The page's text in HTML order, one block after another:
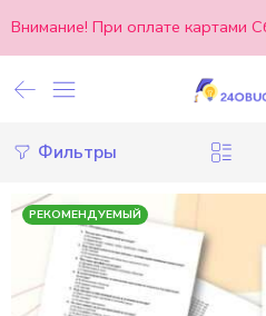
Внимание! При оплате картами
Фильтры
РЕКОМЕНДУЕМЫЙ